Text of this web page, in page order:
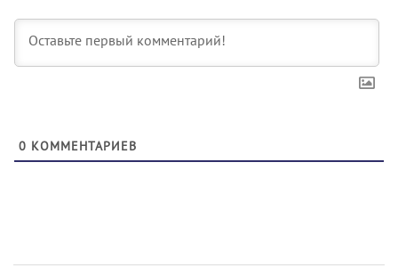
0 КОММЕНТАРИЕВ